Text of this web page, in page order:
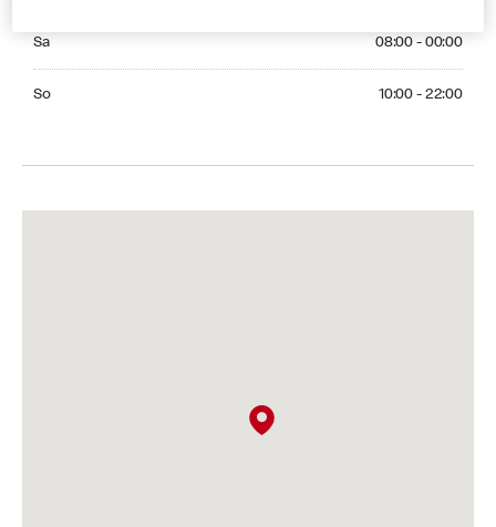
Sa 08:00 - 00:00
Saturday 08:00 - 00:00
So 10:00 - 22:00